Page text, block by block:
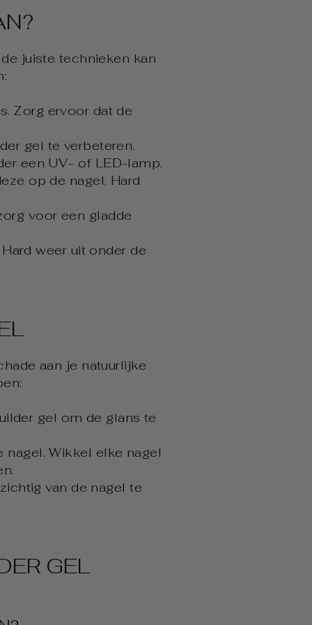
juiste technieken kan
Zorg ervoor dat de
gel te verbeteren.
een UV- of LED-lamp.
op de nagel. Hard
voor een gladde
weer uit onder de
aan je natuurlijke
gel om de glans te
Wikkel elke nagel
van de nagel te
GEL